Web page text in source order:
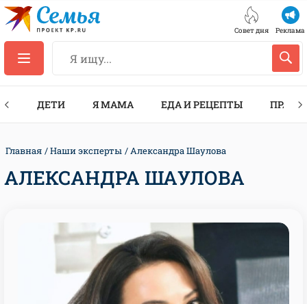
Совет дня Реклама
ДЕТИ Я МАМА ЕДА И РЕЦЕПТЫ
Главная Наши эксперты Александра Шаулова
АЛЕКСАНДРА ШАУЛОВА